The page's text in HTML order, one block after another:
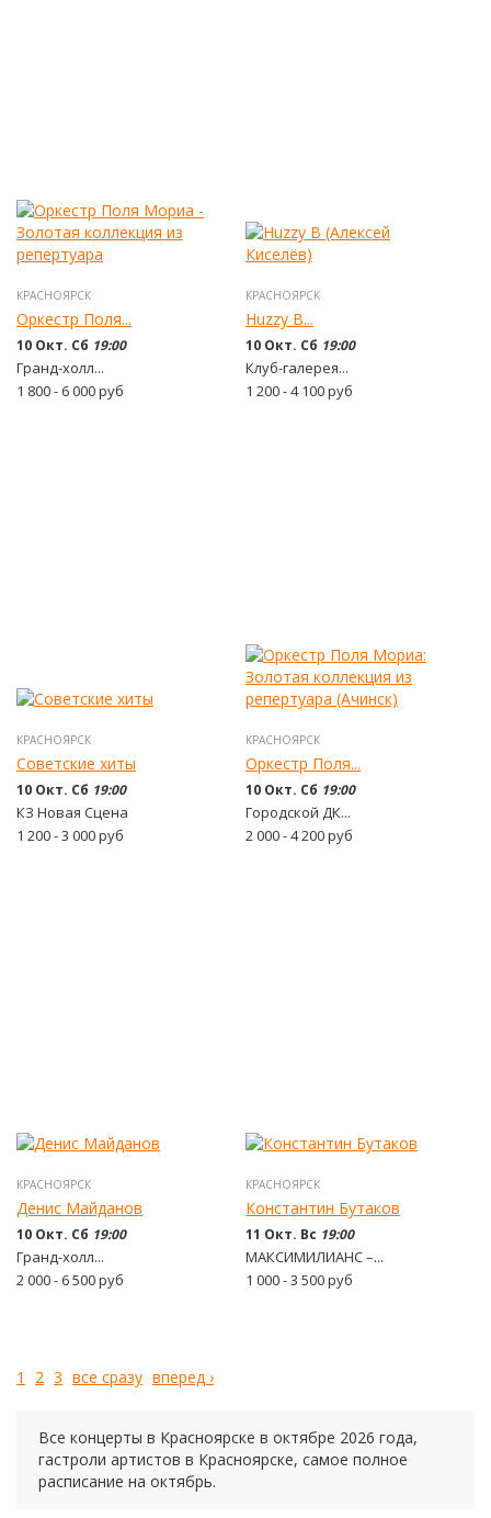
КРАСНОЯРСК
Оркестр Поля...
10 Окт. Сб 19:00
Гранд-холл...
1 800 - 6 000руб
КРАСНОЯРСК
Huzzy B...
10 Окт. Сб 19:00
Клуб-галерея...
1 200 - 4 100руб
КРАСНОЯРСК
Советские хиты
10 Окт. Сб 19:00
КЗ Новая Сцена
1 200 - 3 000руб
КРАСНОЯРСК
Оркестр Поля...
10 Окт. Сб 19:00
Городской ДК...
2 000 - 4 200руб
КРАСНОЯРСК
Денис Майданов
10 Окт. Сб 19:00
Гранд-холл...
2 000 - 6 500руб
КРАСНОЯРСК
Константин Бутаков
11 Окт. Вс 19:00
МАКСИМИЛИАНС –...
1 000 - 3 500руб
1 2 3 все сразу вперед ›
Все концерты в Красноярске в октябре 2026 года,
гастроли артистов в Красноярске, самое полное
расписание на октябрь.